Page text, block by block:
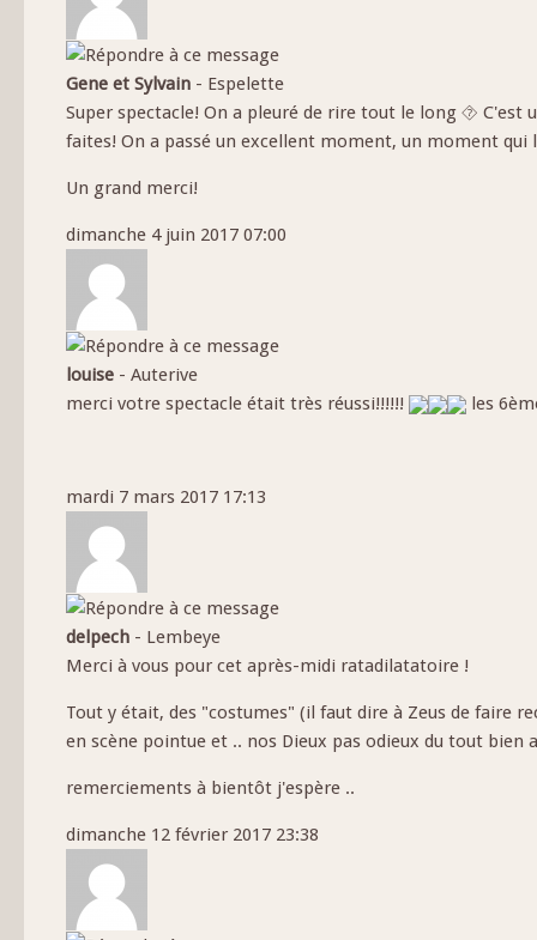
Gene et Sylvain - Espelette
Super spectacle! On a pleuré de rire tout le long ⯑ C'est
faites! On a passé un excellent moment, un moment qui
Un grand merci!
dimanche 4 juin 2017 07:00
louise - Auterive
merci votre spectacle était très réussi!!!!!!
les
mardi 7 mars 2017 17:13
delpech - Lembeye
Merci à vous pour cet après-midi ratadilatatoire !
Tout y était, des "costumes" (il faut dire à Zeus de faire
en scène pointue et .. nos Dieux pas odieux du tout bien
remerciements à bientôt j'espère ..
dimanche 12 février 2017 23:38